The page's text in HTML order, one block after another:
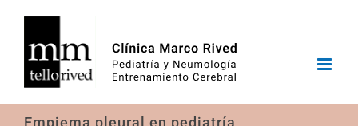
contenido
Empiema pleural en pediatría